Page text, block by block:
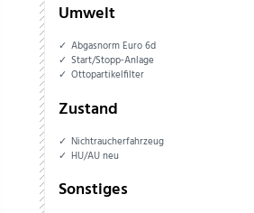
Umwelt
Abgasnorm Euro 6d
Start/Stopp-Anlage
Ottopartikelfilter
Zustand
Nichtraucherfahrzeug
HU/AU neu
Sonstiges